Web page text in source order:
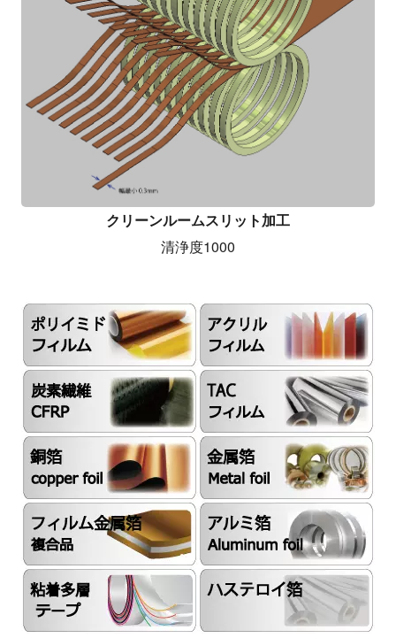
クリーンルームスリット加工
清浄度1000